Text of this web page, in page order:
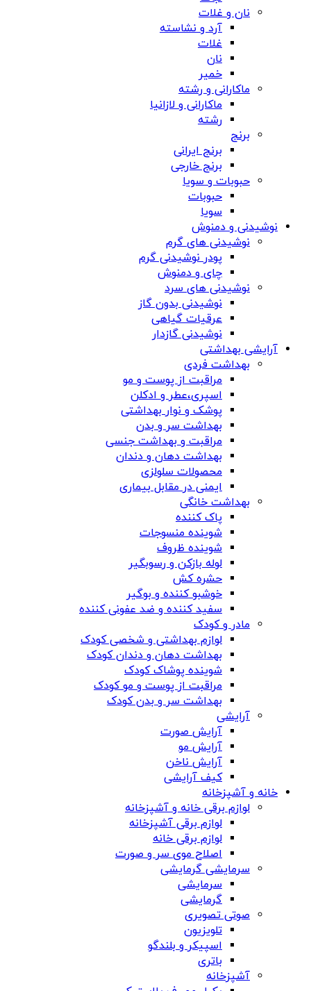
نان و غلات
آرد و نشاسته
غلات
نان
خمیر
ماکارانی و رشته
ماکارانی و لازانیا
رشته
برنج
برنج ایرانی
برنج خارجی
حبوبات و سویا
حبوبات
سویا
نوشیدنی و دمنوش
نوشیدنی های گرم
پودر نوشیدنی گرم
چای و دمنوش
نوشیدنی های سرد
نوشیدنی بدون گاز
عرقیات گیاهی
نوشیدنی گازدار
آرایشی بهداشتی
بهداشت فردی
مراقبت از پوست و مو
اسپری،عطر و ادکلن
پوشک و نوار بهداشتی
بهداشت سر و بدن
مراقبت و بهداشت جنسی
بهداشت دهان و دندان
محصولات سلولزی
ایمنی در مقابل بیماری
بهداشت خانگی
پاک کننده
شوینده منسوجات
شوینده ظروف
لوله بازکن و رسوبگیر
حشره کش
خوشبو کننده و بوگیر
سفید کننده و ضد عفونی کننده
مادر و کودک
لوازم بهداشتی و شخصی کودک
بهداشت دهان و دندان کودک
شوینده پوشاک کودک
مراقبت از پوست و مو کودک
بهداشت سر و بدن کودک
آرایشی
آرایش صورت
آرایش مو
آرایش ناخن
کیف آرایشی
خانه و آشپزخانه
لوازم برقی خانه و آشپزخانه
لوازم برقی آشپزخانه
لوازم برقی خانه
اصلاح موی سر و صورت
سرمایشی گرمایشی
سرمایشی
گرمایشی
صوتی تصویری
تلویزیون
اسپیکر و بلندگو
باتری
آشپزخانه